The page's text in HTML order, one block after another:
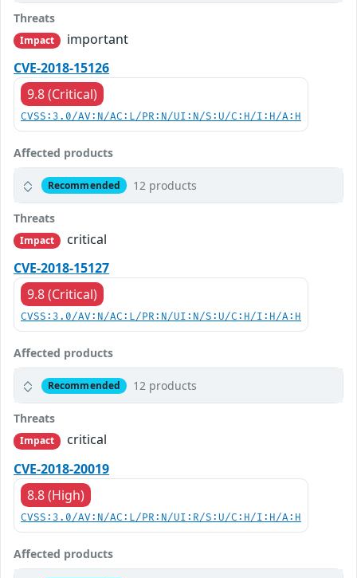
Threats
Impact
important
CVE-2018-15126
9.8 (Critical)
CVSS:3.0/AV:N/AC:L/PR:N/UI:N/S:U/C:H/I:H/A:H
Affected products
Recommended 12 products
Threats
Impact
critical
CVE-2018-15127
9.8 (Critical)
CVSS:3.0/AV:N/AC:L/PR:N/UI:N/S:U/C:H/I:H/A:H
Affected products
Recommended 12 products
Threats
Impact
critical
CVE-2018-20019
8.8 (High)
CVSS:3.0/AV:N/AC:L/PR:N/UI:R/S:U/C:H/I:H/A:H
Affected products